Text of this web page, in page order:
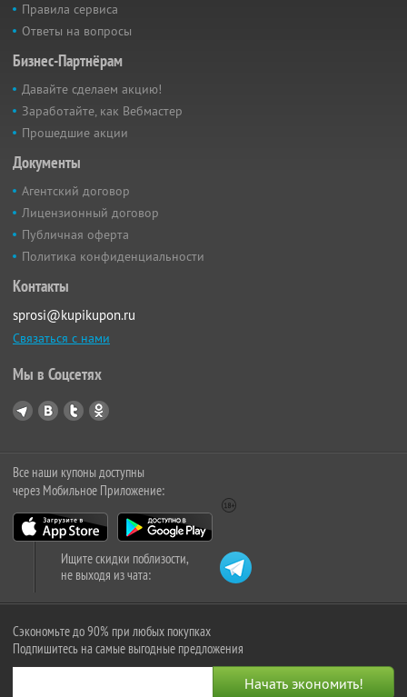
Правила сервиса
Ответы на вопросы
Бизнес-Партнёрам
Давайте сделаем акцию!
Заработайте, как Вебмастер
Прошедшие акции
Документы
Агентский договор
Лицензионный договор
Публичная оферта
Политика конфиденциальности
Контакты
sprosi@kupikupon.ru
Связаться с нами
Мы в Соцсетях
Все наши купоны доступны
через Мобильное Приложение:
Ищите скидки поблизости,
не выходя из чата:
Сэкономьте до 90% при любых покупках
Подпишитесь на самые выгодные предложения